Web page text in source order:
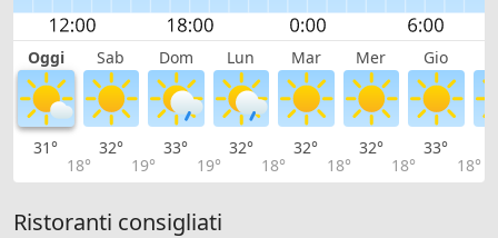
Oggi Sab Dom Lun Mar Mer Gio
31°
18°
32°
19°
33°
19°
32°
18°
32°
18°
32°
18°
33°
18°
Ristoranti consigliati